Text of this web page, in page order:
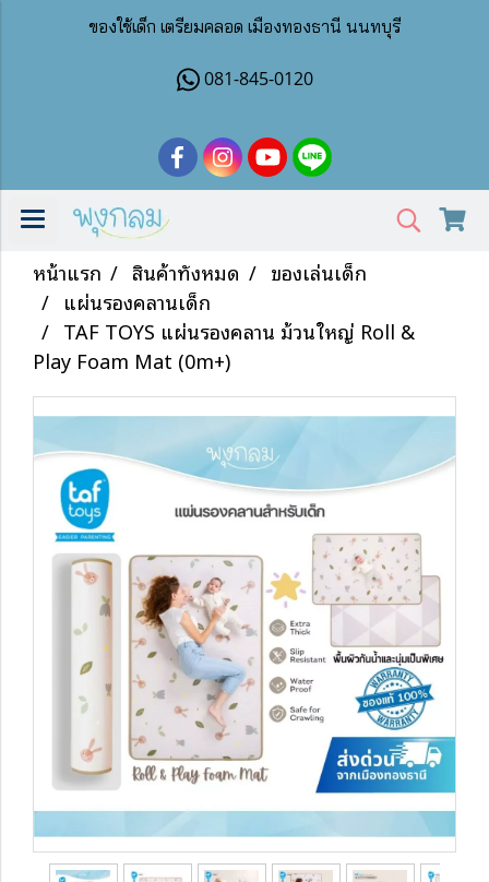
ของใช้เด็ก เตรียมคลอด เมืองทองธานี นนทบุรี
081-845-0120
หน้าแรก สินค้าทั้งหมด
ของเล่นเด็ก
แผ่นรองคลานเด็ก
TAF TOYS แผ่นรองคลาน ม้วนใหญ่ Roll &
Play Foam Mat (0m+)